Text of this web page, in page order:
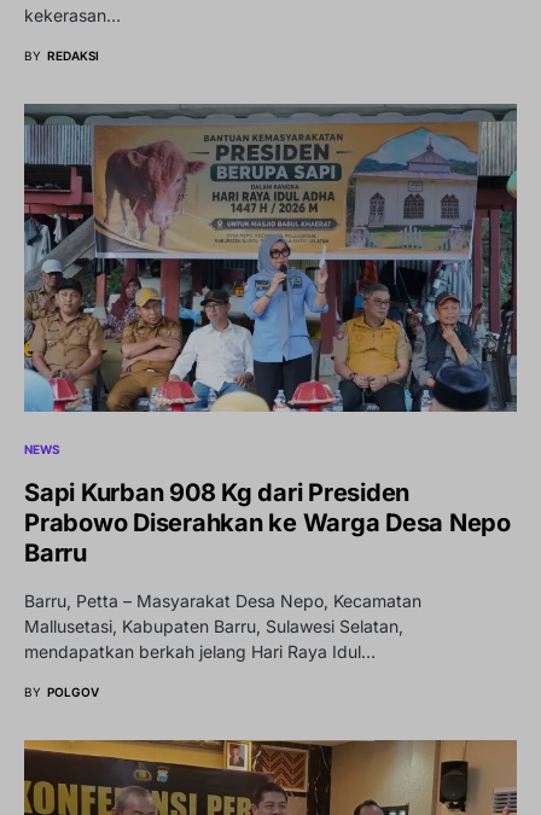
kekerasan…
BY REDAKSI
NEWS
Sapi Kurban 908 Kg dari Presiden
Prabowo Diserahkan ke Warga Desa Nepo
Barru
Barru, Petta – Masyarakat Desa Nepo, Kecamatan
Mallusetasi, Kabupaten Barru, Sulawesi Selatan,
mendapatkan berkah jelang Hari Raya Idul…
BY POLGOV